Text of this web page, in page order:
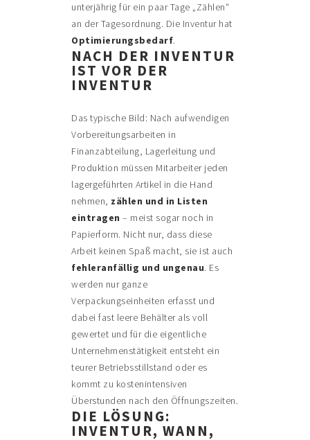
unterjährig für ein paar Tage „Zählen“
an der Tagesordnung. Die Inventur hat
Optimierungsbedarf.
NACH DER INVENTUR
IST VOR DER
INVENTUR
Das typische Bild: Nach aufwendigen
Vorbereitungsarbeiten in
Finanzabteilung, Lagerleitung und
Produktion müssen Mitarbeiter jeden
lagergeführten Artikel in die Hand
nehmen, zählen und in Listen
eintragen – meist sogar noch in
Papierform. Nicht nur, dass diese
Arbeit keinen Spaß macht, sie ist auch
fehleranfällig und ungenau. Es
werden nur ganze
Verpackungseinheiten erfasst und
dabei fast leere Behälter als voll
gewertet und für die eigentliche
Unternehmenstätigkeit entsteht ein
teurer Betriebsstillstand oder es
kommt zu kostenintensiven
Überstunden nach den Öffnungszeiten.
DIE LÖSUNG:
INVENTUR, WANN,